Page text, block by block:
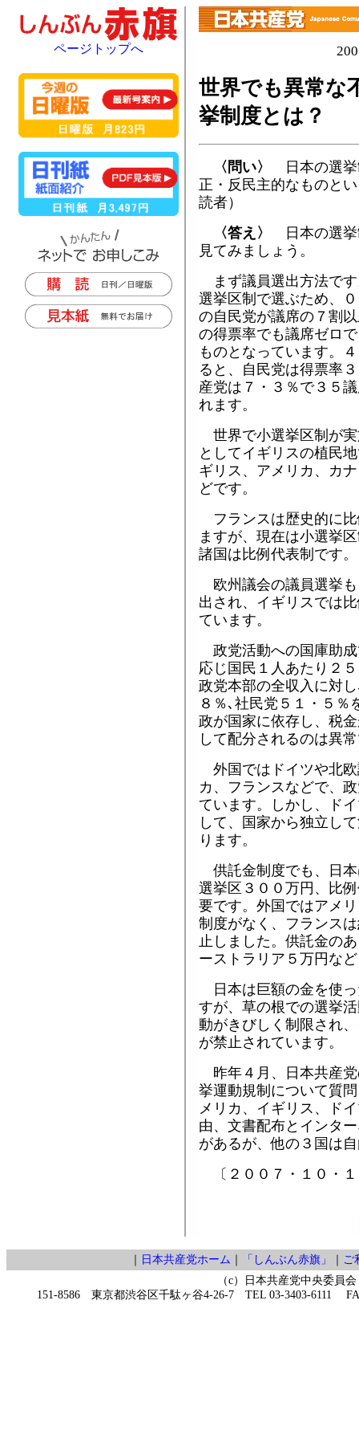
世界でも異常な
挙制度とは？
〈問い〉
日本の選挙
正・反民主的なものと
読者）
〈答え〉
日本の選挙
見てみましょう。
まず議員選出方法で
選挙区制で選ぶため、
の自民党が議席の７割
の得票率でも議席ゼロ
ものとなっています。
ると、自民党は得票率
産党は７・３％で３５
れます。
世界で小選挙区制が
としてイギリスの植民
ギリス、アメリカ、カ
どです。
フランスは歴史的に
ますが、現在は小選挙
諸国は比例代表制です。
欧州議会の議員選挙
出され、イギリスでは
ています。
政党活動への国庫助
応じ国民１人あたり２
政党本部の全収入に対
８％､社民党５１・５％
政が国家に依存し、税
して配分されるのは異
外国ではドイツや北
カ、フランスなどで、
ています。しかし、ド
して、国家から独立し
ります。
供託金制度でも、日
選挙区３００万円、比
要です。外国ではアメ
制度がなく、フランス
止しました。供託金の
ーストラリア５万円な
日本は巨額の金を使
すが、草の根での選挙
動がきびしく制限され
が禁止されています。
昨年４月、日本共産
挙運動規制について質
メリカ、イギリス、ド
由、文書配布とインタ
があるが、他の３国は
〔２００７・１０・
ページトップへ
｜ 日本共産党ホーム ｜ 「しんぶん赤旗」 ｜ ご
（c）日本共産党中央委員会
151-8586 東京都渋谷区千駄ヶ谷4-26-7 TEL 03-3403-6111